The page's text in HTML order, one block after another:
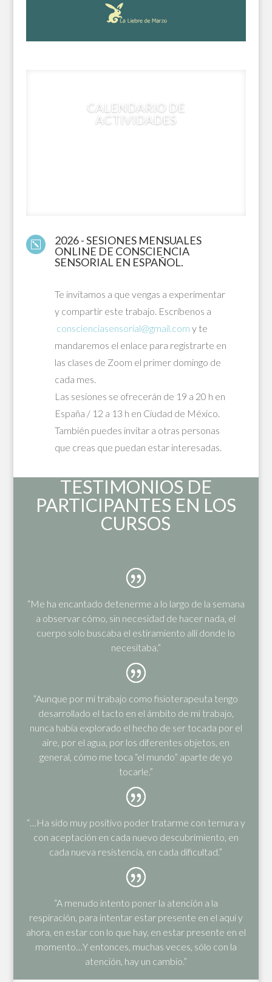
CALENDARIO DE
ACTIVIDADES
k
2026 - SESIONES MENSUALES
ONLINE DE CONSCIENCIA
SENSORIAL EN ESPAÑOL.
Te invitamos a que vengas a experimentar
y compartir este trabajo. Escríbenos a
conscienciasensorial@gmail.com y te
mandaremos el enlace para registrarte en
las clases de Zoom el primer domingo de
cada mes.
Las sesiones se ofrecerán de 19 a 20 h en
España / 12 a 13 h en Ciudad de México.
También puedes invitar a otras personas
que creas que puedan estar interesadas.
TESTIMONIOS DE
PARTICIPANTES EN LOS
CURSOS
“Me ha encantado detenerme a lo largo de la semana
a observar cómo, sin necesidad de hacer nada, el
cuerpo solo buscaba el estiramiento allí donde lo
necesitaba.”
“Aunque por mi trabajo como fisioterapeuta tengo
desarrollado el tacto en el ámbito de mi trabajo,
nunca había explorado el hecho de ser tocada por el
aire, por el agua, por los diferentes objetos, en
general, cómo me toca “el mundo” aparte de yo
tocarle.”
“…Ha sido muy positivo poder tratarme con ternura y
con aceptación en cada nuevo descubrimiento, en
cada nueva resistencia, en cada dificultad.”
“A menudo intento poner la atención a la
respiración, para intentar estar presente en el aquí y
ahora, en estar con lo que hay, en estar presente en el
momento…Y entonces, muchas veces, sólo con la
atención, hay un cambio.”